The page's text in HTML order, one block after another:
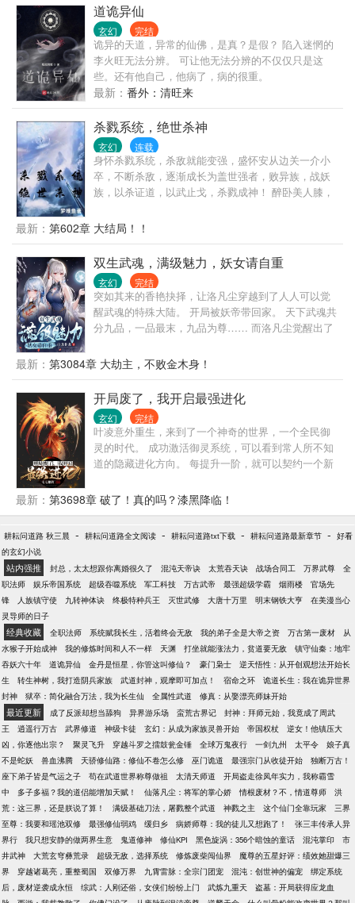
道诡异仙
玄幻 完结
诡异的天道，异常的仙佛，是真？是假？ 陷入迷惘的
李火旺无法分辨。 可让他无法分辨的不仅仅只是这
些。还有他自己，他病了，病的很重。
最新： 番外：清旺来
杀戮系统，绝世杀神
玄幻 连载
身怀杀戮系统，杀敌就能变强，盛怀安从边关一介小
卒，不断杀敌，逐渐成长为盖世强者，败异族，战妖
族，以杀证道，以武止戈，杀戮成神！ 醉卧美人膝，
最新： 第602章 大结局！！
双生武魂，满级魅力，妖女请自重
玄幻 完结
突如其来的香艳抉择，让洛凡尘穿越到了人人可以觉
醒武魂的特殊大陆。 开局被妖帝带回家。 天下武魂共
分九品，一品最末，九品为尊…… 而洛凡尘觉醒出了
八品，九品？ 抱歉，那只是凡人的极限…… 本书又
名： 当撩术惊人的一代情感大师，突然拥有了满级外
挂，会有多恐怖…… 双生武魂? 顶级气运? 逆天悟性?
仙姿玉骨? 满级魅力?
最新： 第3084章 大劫主，不败金木身！
开局废了，我开启最强进化
玄幻 完结
叶凌意外重生，来到了一个神奇的世界，一个全民御
灵的时代。 成功激活御灵系统，可以看到常人所不知
道的隐藏进化方向。 每提升一阶，就可以契约一个新
世人眼中，废物得不行的僵尸。 但是在觉醒系统的叶
凌眼中，自己的僵尸却是一个超级灵宠！ 他的僵尸，
之后叶凌的每一个灵宠，全都能进化为人形。
最新： 第3698章 破了！真的吗？漆黑降临！
耕耘问道路 秋三晨 - 耕耘问道路全文阅读 - 耕耘问道路txt下载 - 耕耘问道路最新章节 - 好看
的玄幻小说
站内强推 封总，太太想跟你离婚很久了 混沌天帝诀 太荒吞天诀 战场合同工 万界武尊
全
职法师
娱乐帝国系统 超级吞噬系统 军工科技 万古武帝 最强超级学霸 烟雨楼
官场先
锋
人族镇守使 九转神体诀 终极特种兵王 灭世武修 大唐十万里 明末钢铁大亨
在美漫当心
灵导师的日子
经典收藏 全职法师 系统赋我长生，活着终会无敌 我的弟子全是大帝之资 万古第一废材
从
水猴子开始成神
我的修炼时间和人不一样 天渊 打坐就能涨法力，贫道要无敌
镇守仙秦：地牢
吞妖六十年
道诡异仙 金丹是恒星，你管这叫修仙？ 豪门枭士
逆天悟性：从开创观想法开始长
生
转生神树，我打造阴兵家族 武道封神，观摩即可加点！ 宿命之环
诡道长生：我在诡异世界
封神
狱卒：简化融合万法，我为长生仙 全属性武道 修真：从娶漂亮师妹开始
最近更新 成了反派却想当舔狗 异界游乐场 蛮荒古界记
封神：拜师元始，我竟成了周武
王
逍遥行万古 武界修道 神级卡徒 玄幻：从成为家族灵兽开始 帝国权杖
逆女！他镇压大
凶，你逐他出宗？
聚灵飞升 穿越斗罗之擂鼓瓮金锤 全球万鬼夜行 一剑九州 太平令
娘子真
不是蛇妖
兽血沸腾 天骄修仙路：修仙不卷怎么修 巫门诡道 最强宗门从收徒开始
独断万古！
座下弟子皆是气运之子
苟在武道世界称尊做祖 太清天师道
开局盗走徐凤年实力，我称霸雪
中
多子多福？我的道侣能增加天赋！ 仙落凡尘：将军的掌心娇 情根废材？不，情道尊师
洪
荒：这三界，还是朕说了算！
满级基础刀法，屠戮整个武道 神戮之主 这个仙门全靠玩家
三界
至尊：我要和瑶池双修
最强修仙弱鸡 缓归乡 病娇师尊：我的徒儿又想跑了！
张三丰传承人异
界行
我只想安静的做两界生意 鬼道修神 修仙KPI 黑色旋涡：356个暗蚀的童话 混沌掌印
市
井武神
大荒玄穹彝荒录 超级无敌，选择系统 修炼废柴闯仙界
魔尊的五星好评：绩效她甜爆三
界
穿越诸葛亮，重整蜀国 双修万界 九霄雷脉：全宗门团宠 混沌：创世神的偏宠
绑定系统
后，废材逆袭成永恒
综武：人刚还俗，女侠们纷纷上门 武炼九重天
盗墓：开局获得应龙血